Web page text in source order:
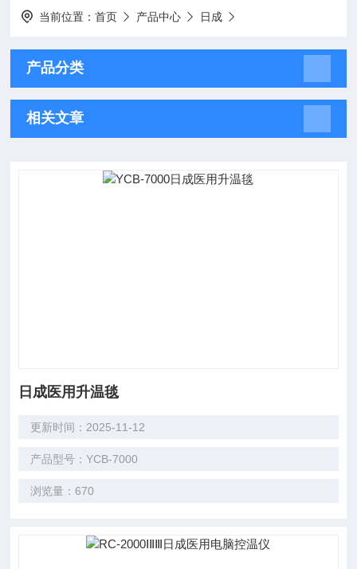
当前位置：首页 产品中心 日成
产品分类
相关文章
日成医用升温毯
更新时间：2025-11-12
产品型号：YCB-7000
浏览量：670